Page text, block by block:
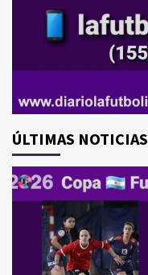
ÚLTIMAS NOTICIAS